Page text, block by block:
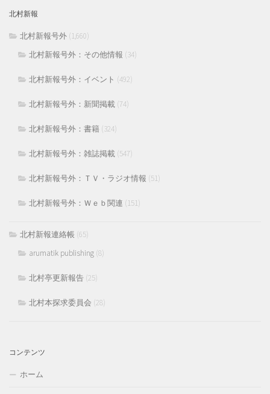
北村新報
北村新報号外 (1,660)
北村新報号外：その他情報 (34)
北村新報号外：イベント (492)
北村新報号外：新聞掲載 (74)
北村新報号外：書籍 (324)
北村新報号外：雑誌掲載 (547)
北村新報号外：ＴＶ・ラジオ情報 (51)
北村新報号外：Ｗｅｂ関連 (151)
北村新報連絡帳 (65)
arumatik publishing (8)
北村亭更新報告 (25)
北村本探求委員会 (28)
コンテンツ
ホーム